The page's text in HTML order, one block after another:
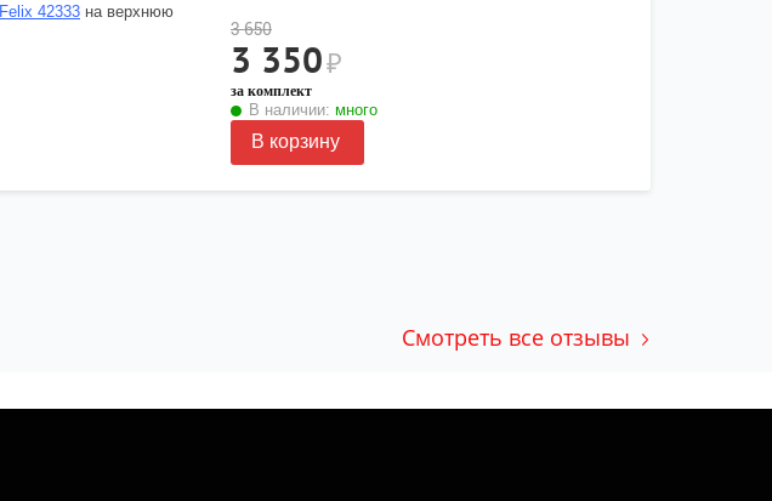
Felix 42333 на верхнюю
3 650
3 350₽
за комплект
В наличии: много
В корзину
Смотреть все отзывы